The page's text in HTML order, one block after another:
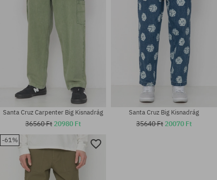
Elérhető méretek:
Santa Cruz Carpenter Big Kisnadrág
36560 Ft 20980 Ft
Santa Cruz Big Kisnadrág
35640 Ft 20070 Ft
-61%